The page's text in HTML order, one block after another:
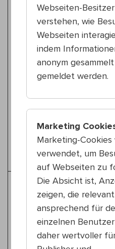
Austropop
20:00 — 21:00
23.,
Friedmann
Konzert
"Kompanie
Later; maybe later.
Weitere Tipps
18:30 — 19:30
10.,
Webseiten-
verstehen, wie
Webseiten
indem
anonym
gemeldet werden.
Marketing
Marketing-Cookies
verwendet, um
auf Webseiten zu
Die Absicht ist,
zeigen, die
ansprechend für
einzelnen
daher wertvoller